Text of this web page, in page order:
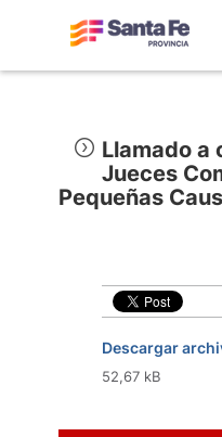
Llamado a
Jueces
Pequeñas
Descargar
52,67 kB